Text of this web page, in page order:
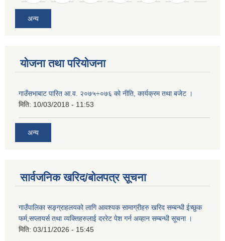
अन्य
योजना तथा परियोजना
गाउँसभाबाट पारित आ.व. २०७५÷०७६ को नीति, कार्यक्रम तथा बजेट ।
मिति: 10/03/2018 - 11:53
अन्य
सार्वजनिक खरिद/बोलपत्र सूचना
गाउँपालिका सङ्ग्राहलयको लागि आवश्यक सामाग्रीहरु खरिद सम्बन्धी ईच्छुक
फर्म,सप्लायर्स तथा व्यक्तिहरुलाई दररेट पेश गर्न अव्हान सम्बन्धी सूचना ।
मिति: 03/11/2026 - 15:45